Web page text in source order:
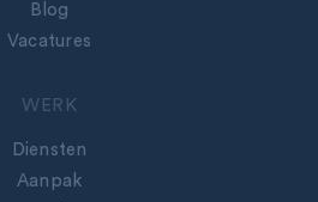
Blog
Vacatures
WERK
Diensten
Aanpak